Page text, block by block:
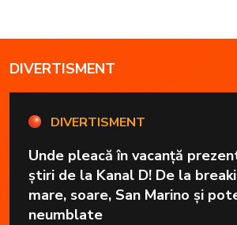
DIVERTISMENT
DIVERTISMENT
Unde pleacă în vacanță
știri de la Kanal D! De la
mare, soare, San Marino și
neumblate